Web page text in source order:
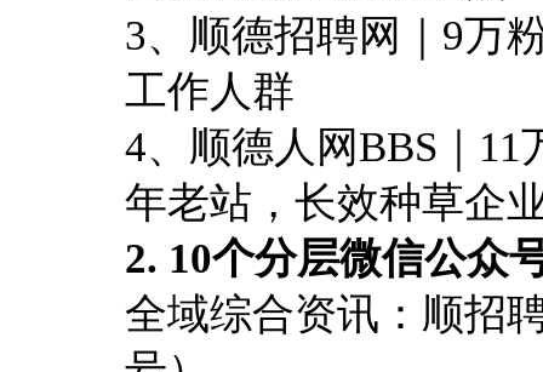
3、顺德招聘网｜9万
工作人群
4、顺德人网BBS｜
年老站，长效种草企
2. 10个分层微信公众
全域综合资讯：顺招